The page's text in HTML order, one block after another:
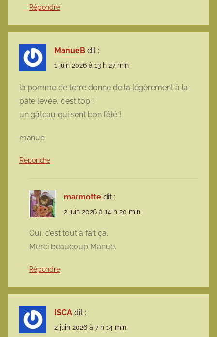
Répondre
ManueB dit :
1 juin 2026 à 13 h 27 min
la pomme de terre donne de la légèrement à la
pâte levée, c’est top !
un gâteau qui sent bon l’été !
manue
Répondre
marmotte dit :
2 juin 2026 à 14 h 20 min
Oui, c’est tout à fait ça.
Merci beaucoup Manue.
Répondre
ISCA dit :
2 juin 2026 à 7 h 14 min